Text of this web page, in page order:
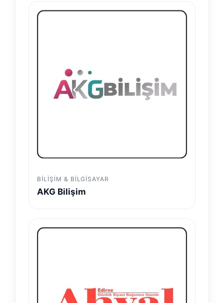
BILIŞIM & BILGISAYAR
AKG Bilişim